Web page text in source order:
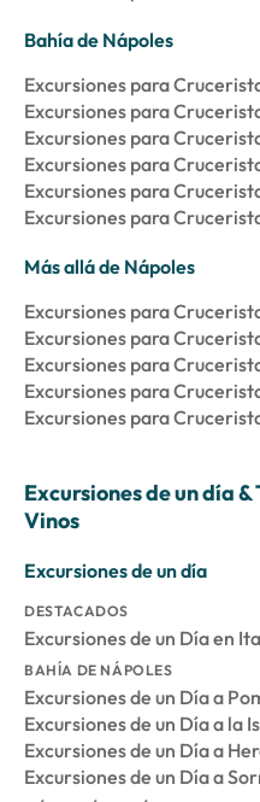
Bahía de Nápoles
Excursiones para
Excursiones para
Excursiones para
Excursiones para
Excursiones para
Excursiones para
Más allá de Nápoles
Excursiones para
Excursiones para
Excursiones para
Excursiones para
Excursiones para
Excursiones de un día
Vinos
Excursiones de un día
DESTACADOS
Excursiones de un Día en
BAHÍA DE NÁPOLES
Excursiones de un Día a
Excursiones de un Día a la
Excursiones de un Día a
Excursiones de un Día a